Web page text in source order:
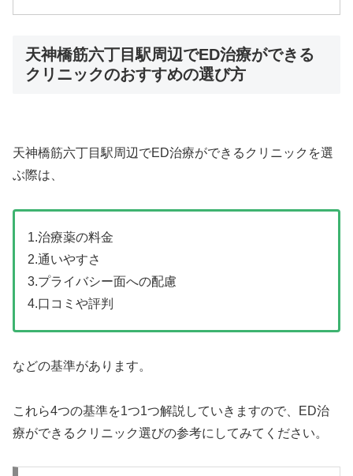
天神橋筋六丁目駅周辺でED治療ができる
クリニックのおすすめの選び方
天神橋筋六丁目駅周辺でED治療ができるクリニックを選
ぶ際は、
1.治療薬の料金
2.通いやすさ
3.プライバシー面への配慮
4.口コミや評判
などの基準があります。
これら4つの基準を1つ1つ解説していきますので、ED治
療ができるクリニック選びの参考にしてみてください。